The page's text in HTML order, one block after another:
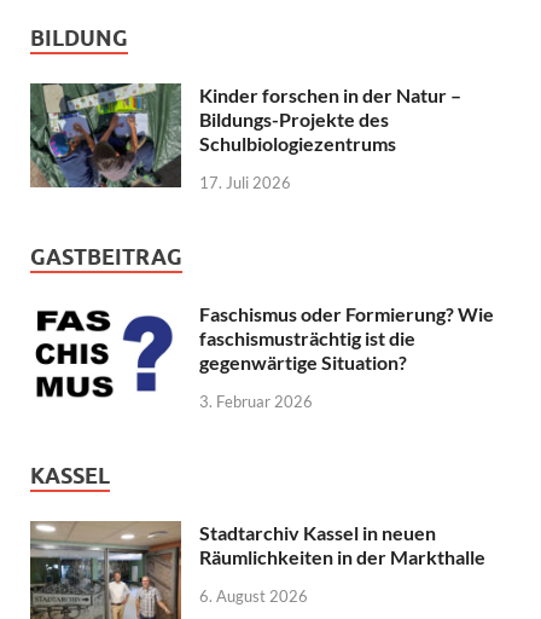
BILDUNG
Kinder forschen in der Natur –
Bildungs-Projekte des
Schulbiologiezentrums
17. Juli 2026
GASTBEITRAG
Faschismus oder Formierung? Wie
faschismusträchtig ist die
gegenwärtige Situation?
3. Februar 2026
KASSEL
Stadtarchiv Kassel in neuen
Räumlichkeiten in der Markthalle
6. August 2026